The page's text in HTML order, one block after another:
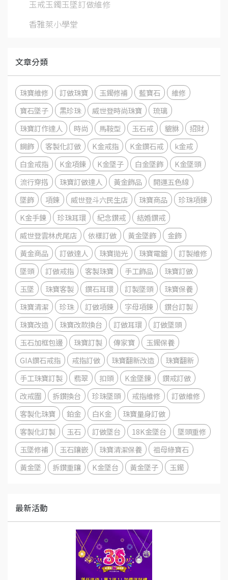
玉戒玉鐲玉墜訂做維修
香雅萊小學堂
文章分類
珠寶維修 訂做珠寶 玉鐲修補 藍寶石
維修
寶石墜子
黑珍珠 威世登時尚珠寶
琉璃
珠寶訂作達人
時尚 馬鞍型 玉石戒 貔貅
招財
鋼飾
客製化訂做 K金戒指 K金鑽石戒
k金戒
白金戒指
K金項鍊 K金墜子 白金墜飾
K金墜頭
流行穿搭
珠寶訂做達人 黃金飾品
開運五色線
墜飾
項鍊 威世登斗六民生店 珠寶商品
珍珠項鍊
K金手鍊
珍珠耳環 紀念鑽戒
結婚鑽戒
威世登雲林虎尾店
依樣訂做 黃金墜飾
金飾
黃金商品
訂做達人 珠寶拋光 珠寶電鍍
訂製維修
墜頭
訂做戒指 客製珠寶 手工飾品
珠寶訂做
玉墜
珠寶客製 鑽石耳環 訂製墜頭
珠寶保養
珠寶清潔
珍珠 訂做項鍊 字母項鍊
鑽台訂製
珠寶改造
珠寶改款換台 訂做耳環
訂做墜頭
玉石加框包邊
珠寶訂製 傳家寶
玉鐲保養
GIA鑽石戒指
戒指訂做 珠寶翻新改造
珠寶翻新
手工珠寶訂製
翡翠 扣頭 K金墜鍊
鑽戒訂做
改戒圍
拆鑽換台 珍珠墜頭 戒指維修
訂做維修
客製化珠寶
鉑金 白K金
珠寶量身訂做
客製化訂製
玉石 訂做墜台 18K金墜台
墜頭重修
玉墜修補
玉石鑲嵌 珠寶清潔保養
祖母綠寶石
黃金墜
拆鑽重鑲 K金墜台 黃金墜子 玉鐲
最新活動